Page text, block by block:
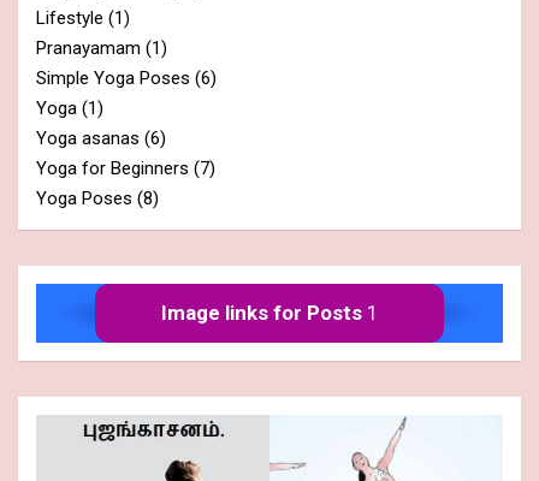
Lifestyle (1)
Pranayamam (1)
Simple Yoga Poses (6)
Yoga (1)
Yoga asanas (6)
Yoga for Beginners (7)
Yoga Poses (8)
Image links for Posts 1